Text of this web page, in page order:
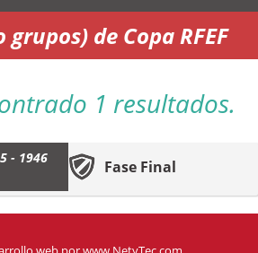
grupos) de Copa RFEF
1 resultados.
Fase Final
- 1946